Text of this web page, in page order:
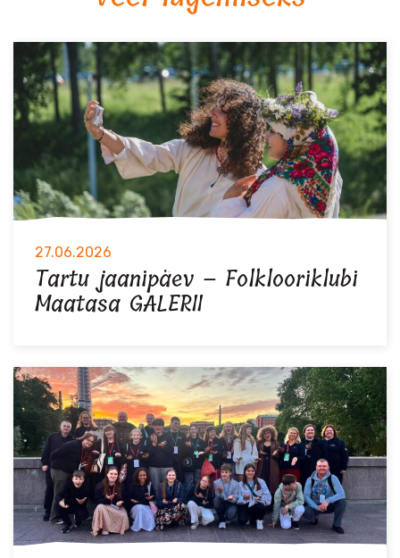
27.06.2026
Tartu jaanipäev – Folklooriklubi
Maatasa GALERII